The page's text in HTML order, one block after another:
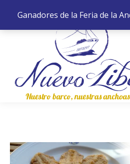
Ganadores de la Feria de la